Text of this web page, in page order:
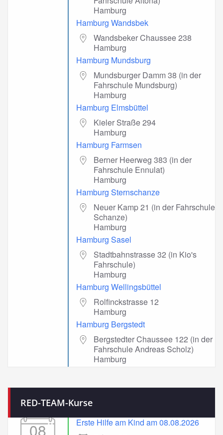
Hamburg
Hamburg Wandsbek
Wandsbeker Chaussee 238
Hamburg
Hamburg Mundsburg
Mundsburger Damm 38 (in der
Fahrschule Mundsburg)
Hamburg
Hamburg Elmsbüttel
Kieler Straße 294
Hamburg
Hamburg Farmsen
Berner Heerweg 383 (in der
Fahrschule Ennulat)
Hamburg
Hamburg Sternschanze
Neuer Kamp 21 (in der Fahrschule
Schanze)
Hamburg
Hamburg Sasel
Stadtbahnstrasse 32 (in Kio's
Fahrschule)
Hamburg
Hamburg Wellingsbüttel
Rolfinckstrasse 12
Hamburg
Hamburg Bergstedt
Bergstedter Chaussee 122 (in der
Fahrschule Andreas Scholz)
Hamburg
RED-TEAM-Kurse
08
Erste Hilfe am Kind am 08.08.2026